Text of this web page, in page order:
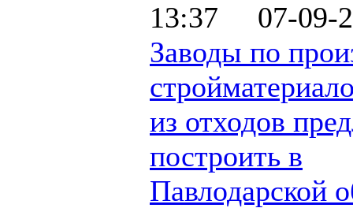
13:37 07-09-
Заводы по
из отходов
построить в
Павлодарской